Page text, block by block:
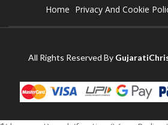
Home Privacy And Cookie
All Rights Reserved By